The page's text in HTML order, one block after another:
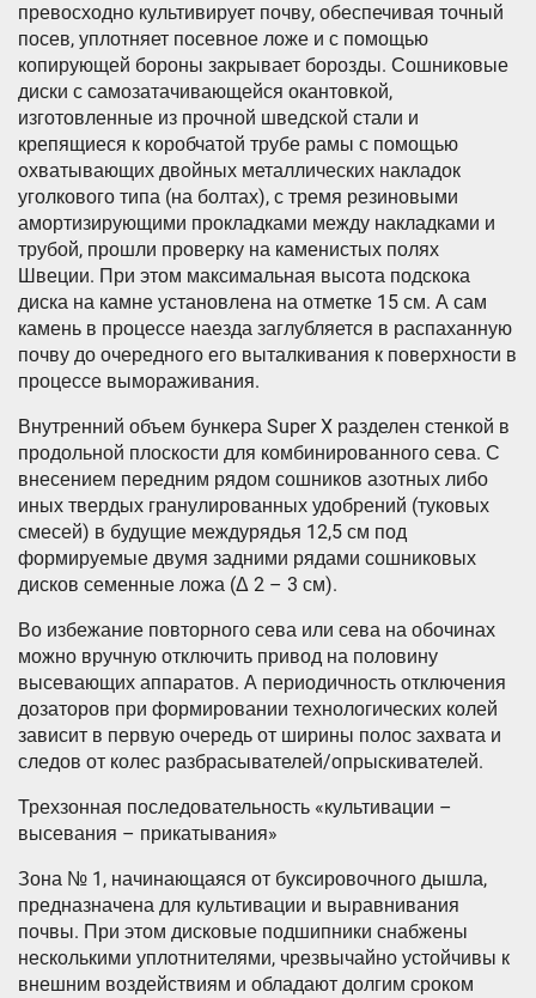
превосходно культивирует почву, обеспечивая точный
посев, уплотняет посевное ложе и с помощью
копирующей бороны закрывает борозды. Сошниковые
диски с самозатачивающейся окантовкой,
изготовленные из прочной шведской стали и
крепящиеся к коробчатой трубе рамы с помощью
охватывающих двойных металлических накладок
уголкового типа (на болтах), с тремя резиновыми
амортизирующими прокладками между накладками и
трубой, прошли проверку на каменистых полях
Швеции. При этом максимальная высота подскока
диска на камне установлена на отметке 15 см. А сам
камень в процессе наезда заглубляется в распаханную
почву до очередного его выталкивания к поверхности в
процессе вымораживания.
Внутренний объем бункера Super X разделен стенкой в
продольной плоскости для комбинированного сева. С
внесением передним рядом сошников азотных либо
иных твердых гранулированных удобрений (туковых
смесей) в будущие междурядья 12,5 см под
формируемые двумя задними рядами сошниковых
дисков семенные ложа (Δ 2 – 3 см).
Во избежание повторного сева или сева на обочинах
можно вручную отключить привод на половину
высевающих аппаратов. А периодичность отключения
дозаторов при формировании технологических колей
зависит в первую очередь от ширины полос захвата и
следов от колес разбрасывателей/опрыскивателей.
Трехзонная последовательность «культивации –
высевания – прикатывания»
Зона № 1, начинающаяся от буксировочного дышла,
предназначена для культивации и выравнивания
почвы. При этом дисковые подшипники снабжены
несколькими уплотнителями, чрезвычайно устойчивы к
внешним воздействиям и обладают долгим сроком